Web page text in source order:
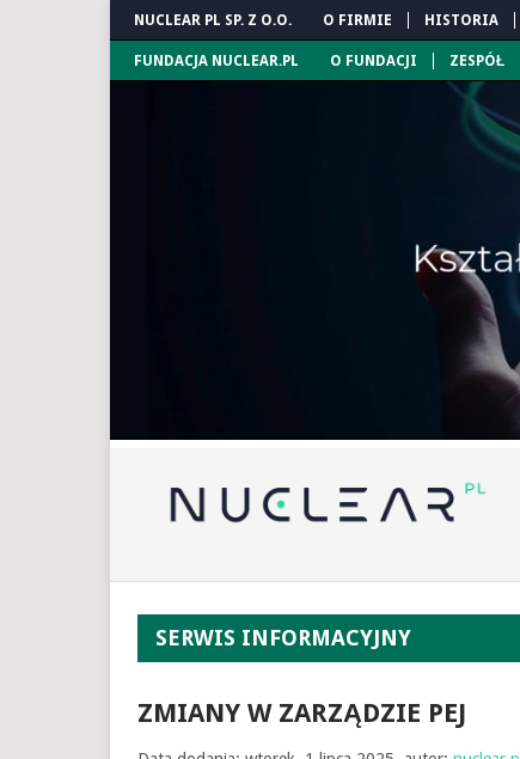
NUCLEAR PL SP. Z O.O. O FIRMIE HISTORIA
FUNDACJA NUCLEAR.PL O FUNDACJI ZESPÓŁ
SERWIS INFORMACYJNY
ZMIANY W ZARZĄDZIE PEJ